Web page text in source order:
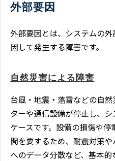
外部要因
外部要因とは、システムの
因して発生する障害です。
自然災害による障害
台風・地震・落雷などの自
ターや通信設備が停止し、
ケースです。設備の損傷や
間を要するため、耐震対策
へのデータ分散など、基本